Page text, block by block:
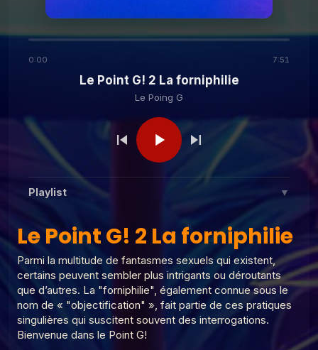
Le Point G! L'alliumphilie
Le Poing G Le Point G! 2 L'aulophilie
Le Point G! 2 Fantasmer c'est tromper
Le Poing G Le Point G! 2 Parler de ses fantasmes
0:00 7:51
Le Point G! 2 La forniphilie
Le Poing G
Playlist ▼
Le Point G! 2 La forniphilie
Le Poing G
2
Le Point G! 2 Un homme, deux femmes
Le Poing G
3
Le Point G! 2 Fantasme homos
Le Poing G
Le point G! 2 Plaisirs multiples
Le Point G! 2 La forniphilie
Parmi la multitude de fantasmes sexuels qui existent,
certains peuvent sembler plus intrigants ou déroutants
que d’autres. La "forniphilie", également connue sous le
nom de « "objectification" », fait partie de ces pratiques
singulières qui suscitent souvent des interrogations.
Bienvenue dans le Point G!